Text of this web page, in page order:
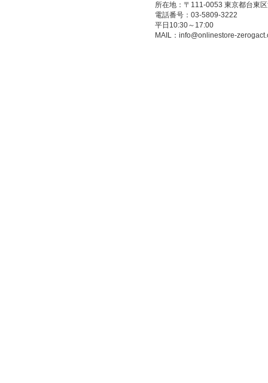
所在地：〒111-0053 東京都台東
電話番号：03-5809-3222
平日10:30～17:00
MAIL： info@onlinestore-